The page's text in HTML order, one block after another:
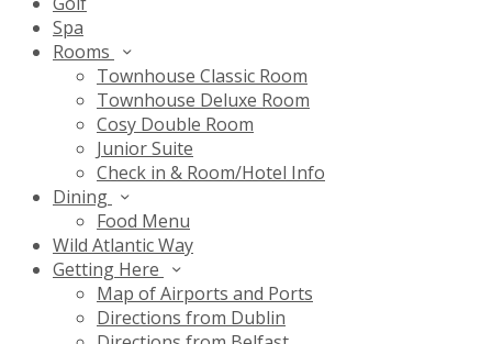
Spa
Rooms
Townhouse Classic Room
Townhouse Deluxe Room
Cosy Double Room
Junior Suite
Check in & Room/Hotel Info
Dining
Food Menu
Wild Atlantic Way
Getting Here
Map of Airports and Ports
Directions from Dublin